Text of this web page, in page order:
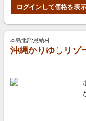
ログインして価格を表示
本島北部:恩納村
沖縄かりゆしリゾ